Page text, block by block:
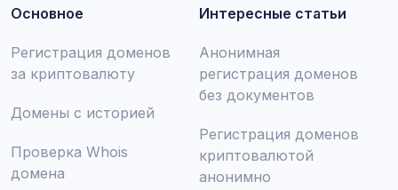
Основное
Регистрация доменов
за криптовалюту
Домены с историей
Проверка Whois
домена
Интересные статьи
Анонимная
регистрация доменов
без документов
Регистрация доменов
криптовалютой
анонимно